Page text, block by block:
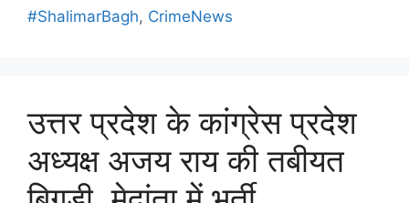
#ShalimarBagh, CrimeNews
उत्तर प्रदेश के कांग्रेस प्रदेश
अध्यक्ष अजय राय की तबीयत